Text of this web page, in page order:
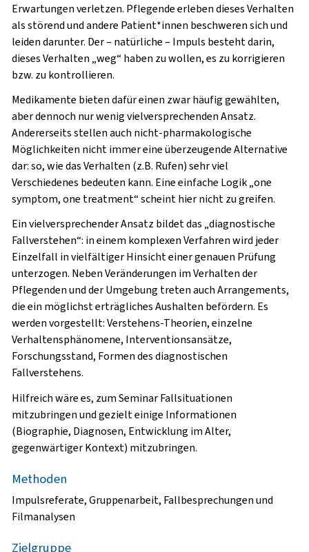
Erwartungen verletzen. Pflegende erleben dieses Verhalten
als störend und andere Patient*innen beschweren sich und
leiden darunter. Der – natürliche – Impuls besteht darin,
dieses Verhalten „weg“ haben zu wollen, es zu korrigieren
bzw. zu kontrollieren.
Medikamente bieten dafür einen zwar häufig gewählten,
aber dennoch nur wenig vielversprechenden Ansatz.
Andererseits stellen auch nicht-pharmakologische
Möglichkeiten nicht immer eine überzeugende Alternative
dar: so, wie das Verhalten (z.B. Rufen) sehr viel
Verschiedenes bedeuten kann. Eine einfache Logik „one
symptom, one treatment“ scheint hier nicht zu greifen.
Ein vielversprechender Ansatz bildet das „diagnostische
Fallverstehen“: in einem komplexen Verfahren wird jeder
Einzelfall in vielfältiger Hinsicht einer genauen Prüfung
unterzogen. Neben Veränderungen im Verhalten der
Pflegenden und der Umgebung treten auch Arrangements,
die ein möglichst erträgliches Aushalten befördern. Es
werden vorgestellt: Verstehens-Theorien, einzelne
Verhaltensphänomene, Interventionsansätze,
Forschungsstand, Formen des diagnostischen
Fallverstehens.
Hilfreich wäre es, zum Seminar Fallsituationen
mitzubringen und gezielt einige Informationen
(Biographie, Diagnosen, Entwicklung im Alter,
gegenwärtiger Kontext) mitzubringen.
Methoden
Impulsreferate, Gruppenarbeit, Fallbesprechungen und
Filmanalysen
Zielgruppe